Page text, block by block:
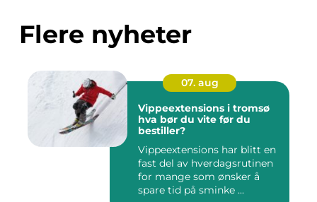
Flere nyheter
07. aug
Vippeextensions i tromsø
hva bør du vite før du
bestiller?
Vippeextensions har blitt en
fast del av hverdagsrutinen
for mange som ønsker å
spare tid på sminke ...